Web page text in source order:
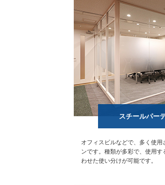
スチールパー
オフィスビルなどで、多く使用
ンです。種類が多彩で、使用す
わせた使い分けが可能です。